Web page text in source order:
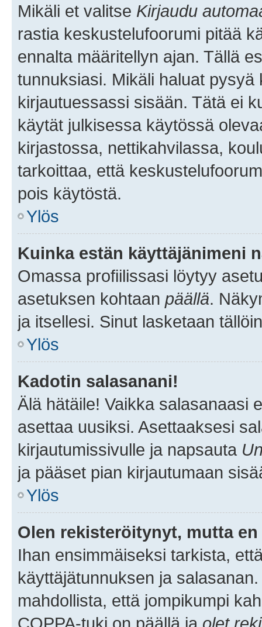
Mikäli et valitse Kirjaudu
rastia keskustelufoorumi pitää
ennalta määritellyn ajan. Tällä
tunnuksiasi. Mikäli haluat
kirjautuessassi sisään. Tätä ei
käytät julkisessa käytössä
kirjastossa, nettikahvilassa,
tarkoittaa, että
pois käytöstä.
Ylös
Kuinka estän käyttäjänimeni
Omassa profiilissasi löytyy
asetuksen kohtaan päällä.
ja itsellesi. Sinut lasketaan
Ylös
Kadotin salasanani!
Älä hätäile! Vaikka salasanaasi
asettaa uusiksi. Asettaaksesi
kirjautumissivulle ja napsauta
ja pääset pian kirjautumaan
Ylös
Olen rekisteröitynyt, mutta
Ihan ensimmäiseksi tarkista,
käyttäjätunnuksen ja
mahdollista, että jompikumpi
COPPA-tuki on päällä ja olet